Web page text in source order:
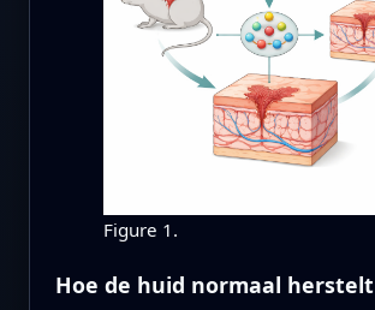
Figure 1.
Hoe de huid normaal herstelt